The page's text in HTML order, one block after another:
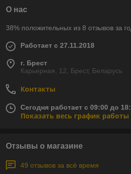
О нас
38% положительных из 8 отзывов за
Работает с 27.11.2018
г. Брест
Карьерная, 12, Брест, Беларусь
Контакты
Сегодня работает с 09:00 до
Показать весь график работы
Отзывы о магазине
49 отзывов за всё время